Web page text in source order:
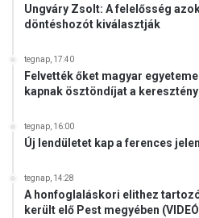
Ungváry Zsolt: A felelősség
döntéshozót kiválasztják
tegnap, 17:40
Felvették őket magyar
kapnak ösztöndíjat a
tegnap, 16:00
Új lendületet kap a ferences
tegnap, 14:28
A honfoglaláskori elithez
került elő Pest megyében